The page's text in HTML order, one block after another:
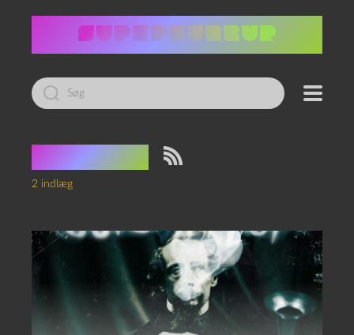
Led
efter:
Tag:Køge
2 indlæg